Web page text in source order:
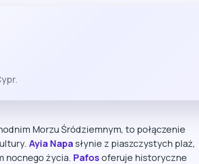
Morzu Śródziemnym, to połączenie
Ayia Napa słynie z piaszczystych plaż,
nocnego życia. Pafos oferuje historyczne